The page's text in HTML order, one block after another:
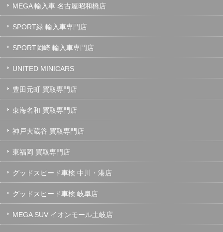
MEGA 輸入車 名古屋昭和橋店
SPORT緑 輸入車専門店
SPORT岡崎 輸入車専門店
UNITED MINICARS
豊田元町 買取専門店
東海名和 買取専門店
神戸大蔵谷 買取専門店
東福岡 買取専門店
グッドスピード車検 中川・港店
グッドスピード車検 岐阜店
MEGA SUV イオンモール土岐店